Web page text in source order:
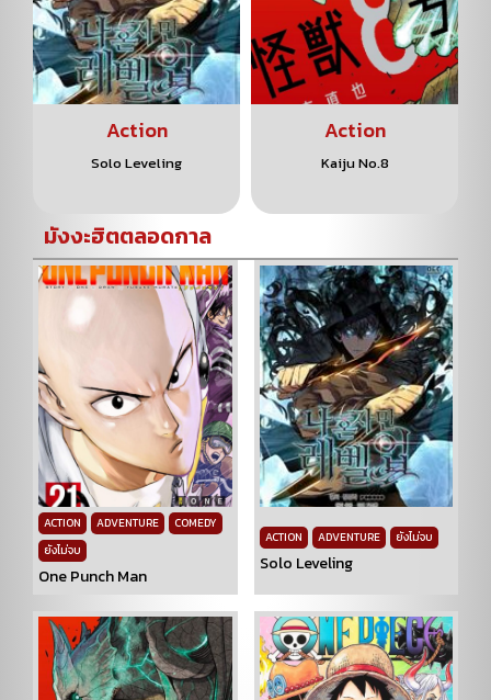
Action
Solo Leveling
Action
Kaiju No.8
มังงะฮิตตลอดกาล
ACTION ADVENTURE
COMEDY
ยังไม่จบ
One Punch Man
ACTION ADVENTURE ยังไม่จบ
Solo Leveling